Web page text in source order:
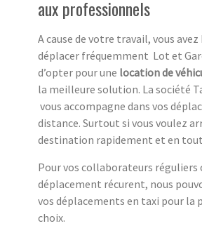
aux professionnels
A cause de votre travail, vous avez
déplacer fréquemment Lot et
d’opter pour une location de
la meilleure solution. La société
vous accompagne dans vos
distance. Surtout si vous voulez
destination rapidement et en
Pour vos collaborateurs réguliers
déplacement récurent, nous
vos déplacements en taxi pour la
choix.